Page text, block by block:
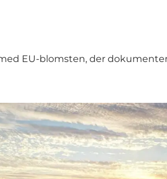
EU-blomsten, der